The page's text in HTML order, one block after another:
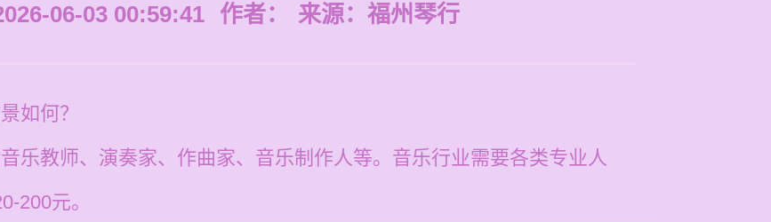
06-03 00:59:41 作者： 来源： 福州琴行
如何？
乐教师、演奏家、作曲家、音乐制作人等。音乐行业需要各类专业人
200元。